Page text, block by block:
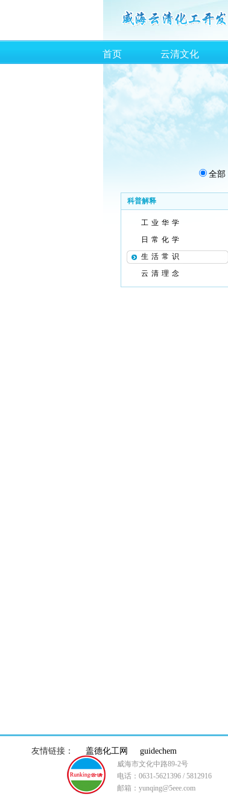
首页 云清文化
全部
科普解释
工业华学
日常化学
生活常识
云清理念
友情链接： 盖德化工网 guidechem
威海市文化中路89-2号
电话：0631-5621396 / 5812916
邮箱：yunqing@5eee.com